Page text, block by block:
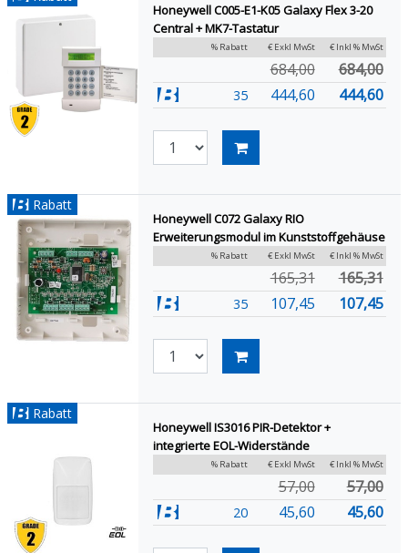
Honeywell C005-E1-K05 Galaxy Flex 3-20
Central + MK7-Tastatur
% Rabatt € Exkl MwSt € Inkl % MwSt
684,00 684,00
35 444,60 444,60
Rabatt
Honeywell C072 Galaxy RIO
Erweiterungsmodul im Kunststoffgehäuse
% Rabatt € Exkl MwSt € Inkl % MwSt
165,31 165,31
35 107,45 107,45
Rabatt
Honeywell IS3016 PIR-Detektor +
integrierte EOL-Widerstände
% Rabatt € Exkl MwSt € Inkl % MwSt
57,00 57,00
20 45,60 45,60